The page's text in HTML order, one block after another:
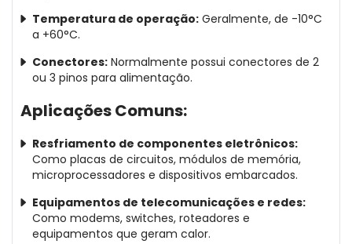
Temperatura de operação: Geralmente, de -10°C
a +60°C.
Conectores: Normalmente possui conectores de 2
ou 3 pinos para alimentação.
Aplicações Comuns:
Resfriamento de componentes eletrônicos:
Como placas de circuitos, módulos de memória,
microprocessadores e dispositivos embarcados.
Equipamentos de telecomunicações e redes:
Como modems, switches, roteadores e
equipamentos que geram calor.